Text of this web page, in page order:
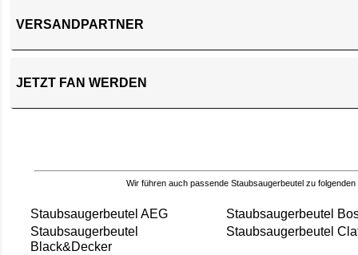
VERSANDPARTNER
JETZT FAN WERDEN
Wir führen auch passende Staubsaugerbeutel zu folgenden
Staubsaugerbeutel AEG
Staubsaugerbeutel
Staubsaugerbeutel
Black&Decker
Staubsaugerbeutel